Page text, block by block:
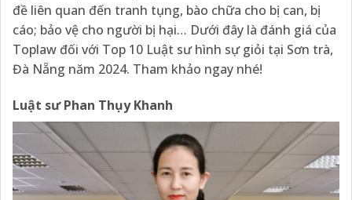
đề liên quan đến tranh tụng, bào chữa cho bị can, bị
cáo; bảo vệ cho người bị hại… Dưới đây là đánh giá của
Toplaw đối với Top 10 Luật sư hình sự giỏi tại Sơn trà,
Đà Nẵng năm 2024. Tham khảo ngay nhé!
Luật sư Phan Thụy Khanh